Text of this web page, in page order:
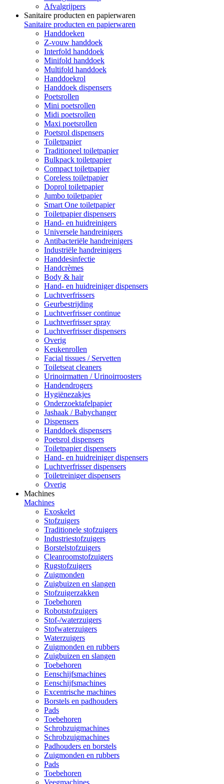
Afvalgrijpers
Sanitaire producten en papierwaren
Sanitaire producten en papierwaren
Handdoeken
Z-vouw handdoek
Interfold handdoek
Minifold handdoek
Multifold handdoek
Handdoekrol
Handdoek dispensers
Poetsrollen
Mini poetsrollen
Midi poetsrollen
Maxi poetsrollen
Poetsrol dispensers
Toiletpapier
Traditioneel toiletpapier
Bulkpack toiletpapier
Compact toiletpapier
Coreless toiletpapier
Doprol toiletpapier
Jumbo toiletpapier
Smart One toiletpapier
Toiletpapier dispensers
Hand- en huidreinigers
Universele handreinigers
Antibacteriële handreinigers
Industriële handreinigers
Handdesinfectie
Handcrèmes
Body & hair
Hand- en huidreiniger dispensers
Luchtverfrissers
Geurbestrijding
Luchtverfrisser continue
Luchtverfrisser spray
Luchtverfrisser dispensers
Overig
Keukenrollen
Facial tissues / Servetten
Toiletseat cleaners
Urinoirmatten / Urinoirroosters
Handendrogers
Hygiënezakjes
Onderzoektafelpapier
Jashaak / Babychanger
Dispensers
Handdoek dispensers
Poetsrol dispensers
Toiletpapier dispensers
Hand- en huidreiniger dispensers
Luchtverfrisser dispensers
Toiletreiniger dispensers
Overig
Machines
Machines
Exoskelet
Stofzuigers
Traditionele stofzuigers
Industriestofzuigers
Borstelstofzuigers
Cleanroomstofzuigers
Rugstofzuigers
Zuigmonden
Zuigbuizen en slangen
Stofzuigerzakken
Toebehoren
Robotstofzuigers
Stof-/waterzuigers
Stofwaterzuigers
Waterzuigers
Zuigmonden en rubbers
Zuigbuizen en slangen
Toebehoren
Eenschijfsmachines
Eenschijfsmachines
Excentrische machines
Borstels en padhouders
Pads
Toebehoren
Schrobzuigmachines
Schrobzuigmachines
Padhouders en borstels
Zuigmonden en rubbers
Pads
Toebehoren
Veegmachines